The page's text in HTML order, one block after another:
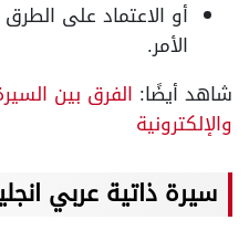
أو الاعتماد على
الأمر.
شاهد أيضًا: الفرق بين
والإلكترونية
سيرة ذاتية عربي